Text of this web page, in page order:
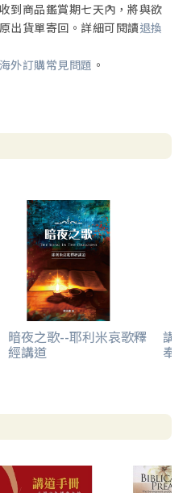
到商品鑑賞期七天內，將與欲
出貨單寄回。詳細可閱讀退換
海外訂購常見問題 。
暗夜之歌--耶利米哀歌釋
經講道
講
奉